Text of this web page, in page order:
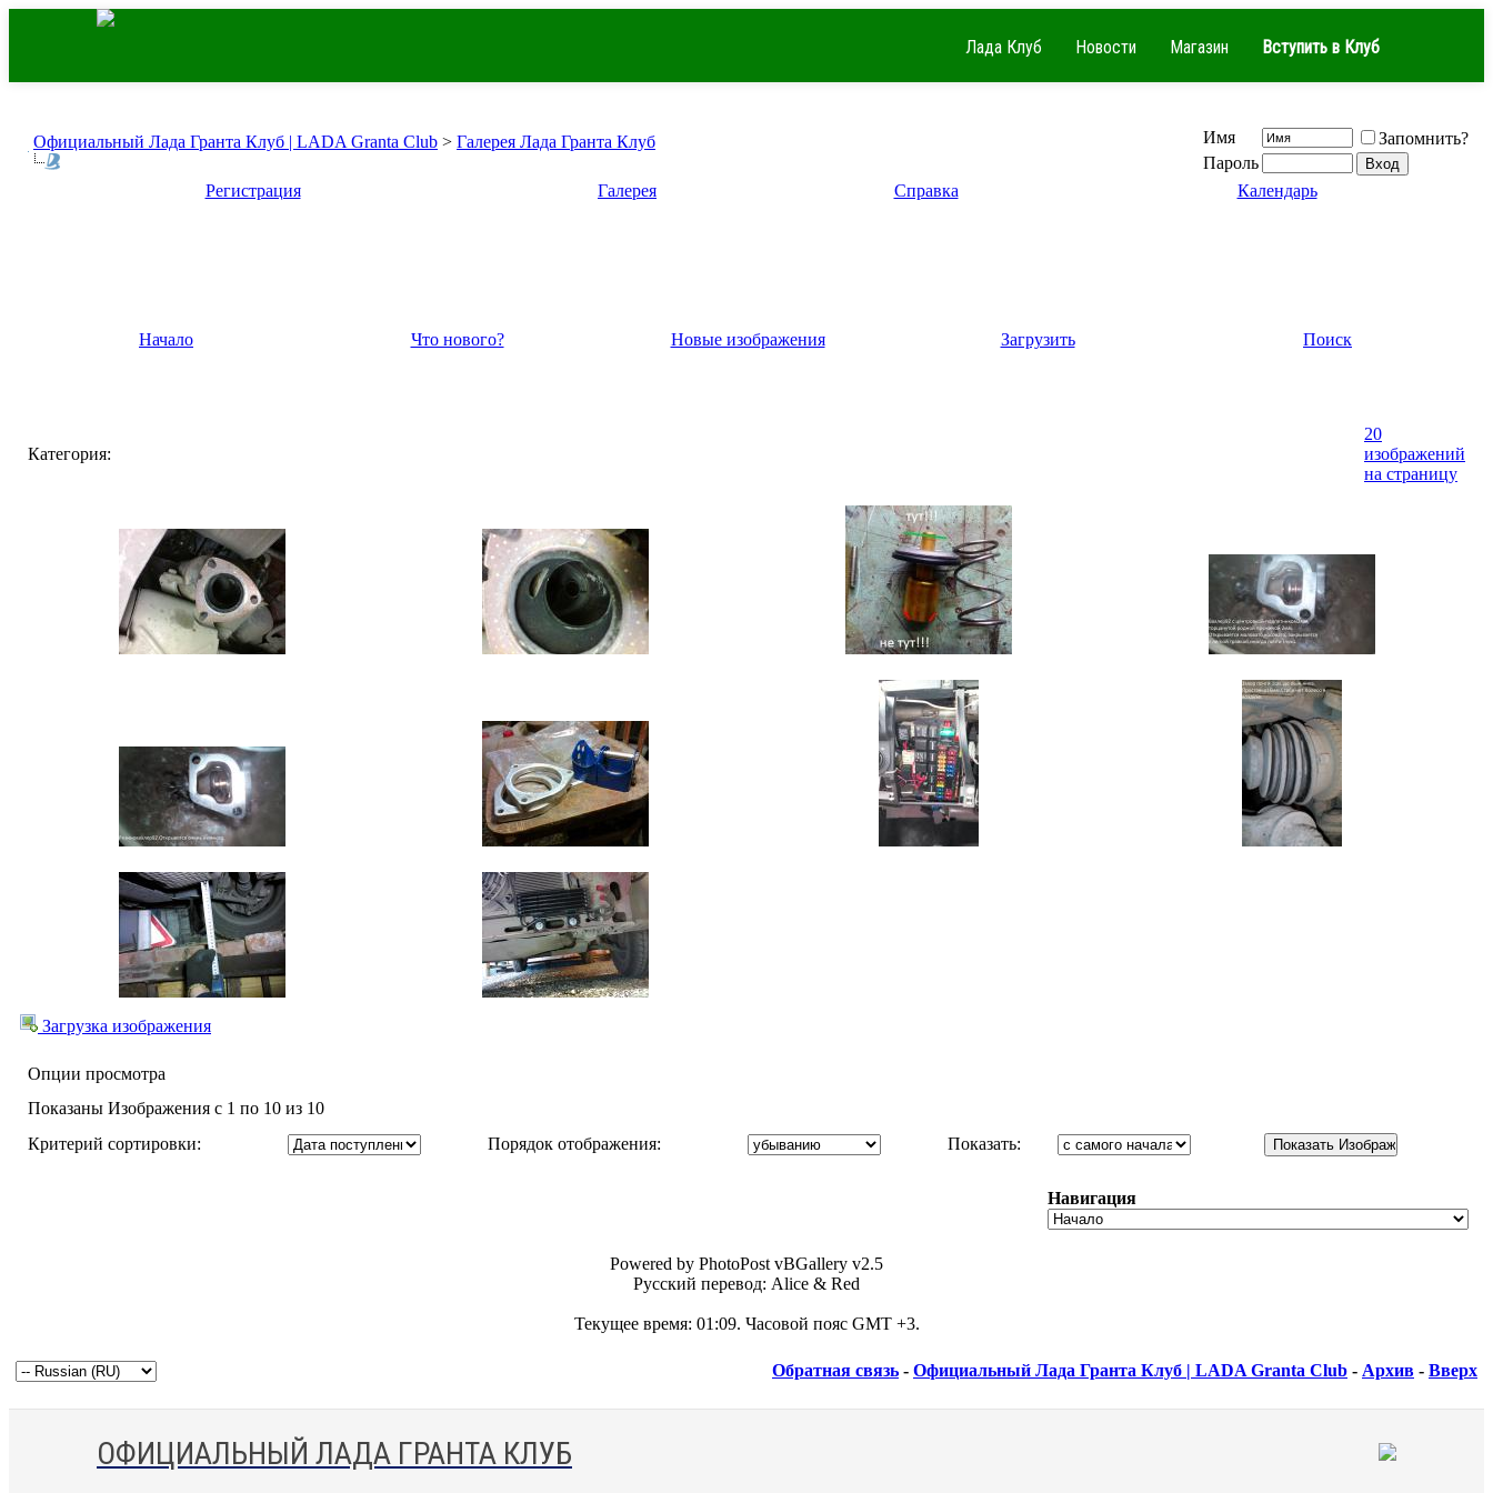
Лада Клуб Новости Магазин Вступить в Клуб
Официальный Лада Гранта Клуб | LADA Granta Club > Галерея Лада Гранта Клуб Имя
Запомнить?
Пароль
Регистрация
Галерея Справка Календарь
Начало Что нового? Новые изображения Загрузить Поиск
Категория:
20
изображений
на страницу
Загрузка изображения
Опции просмотра
Показаны Изображения с 1 по 10 из 10
Критерий сортировки:
Порядок отображения: Показать:
Навигация
Powered by PhotoPost vBGallery v2.5
Русский перевод: Alice & Red
Текущее время: 01:09. Часовой пояс GMT +3.
Обратная связь - Официальный Лада Гранта Клуб | LADA Granta Club - Архив - Вверх
ОФИЦИАЛЬНЫЙ ЛАДА ГРАНТА КЛУБ